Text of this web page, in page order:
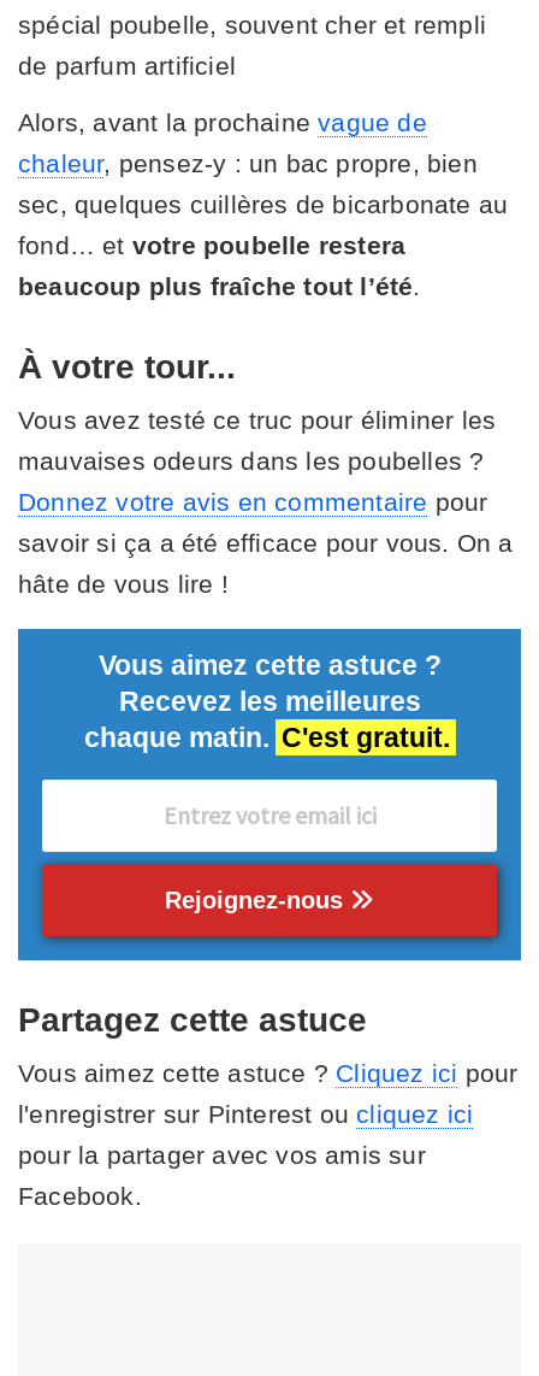
spécial poubelle, souvent cher et rempli
de parfum artificiel
Alors, avant la prochainevague de
chaleur, pensez-y : un bac propre, bien
sec, quelques cuillères de bicarbonate au
fond… et votre poubelle restera
beaucoup plus fraîche tout l’été.
À votre tour...
Vous avez testé ce truc pour éliminer les
mauvaises odeurs dans les poubelles ?
Donnez votre avis en commentaire pour
savoir si ça a été efficace pour vous. On a
hâte de vous lire !
Vous aimez cette astuce ?
Recevez les meilleures
chaque matin. C'est gratuit.
Rejoignez-nous
Partagez cette astuce
Vous aimez cette astuce ? Cliquez ici pour
l'enregistrer sur Pinterest ou cliquez ici
pour la partager avec vos amis sur
Facebook.